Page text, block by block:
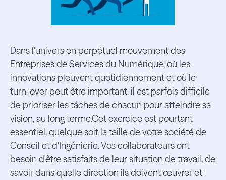
Dans l'univers en perpétuel mouvement des
Entreprises de Services du Numérique, où les
innovations pleuvent quotidiennement et où le
turn-over peut être important, il est parfois difficile
de prioriser les tâches de chacun pour atteindre sa
vision, au long terme.Cet exercice est pourtant
essentiel, quelque soit la taille de votre société de
Conseil et d'Ingénierie. Vos collaborateurs ont
besoin d'être satisfaits de leur situation de travail, de
savoir dans quelle direction ils doivent œuvrer et